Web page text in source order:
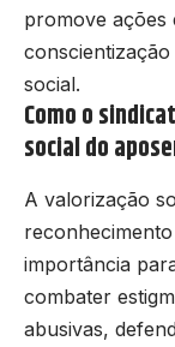
promove ações
social.
Como o
social do
A valorização
importância
combater
abusivas,